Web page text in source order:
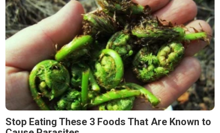
Stop Eating These 3 Foods That Are Known to